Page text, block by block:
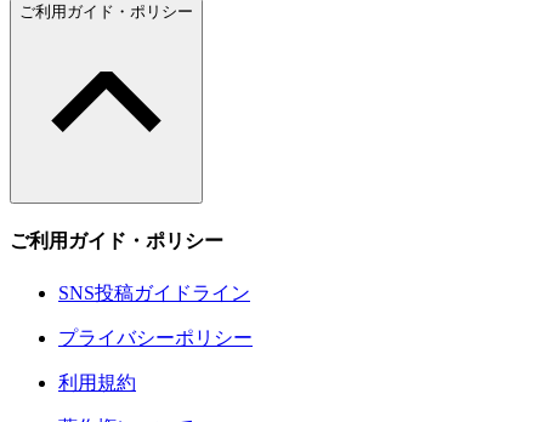
ご利用ガイド・ポリシー
ご利用ガイド・ポリシー
SNS投稿ガイドライン
プライバシーポリシー
利用規約